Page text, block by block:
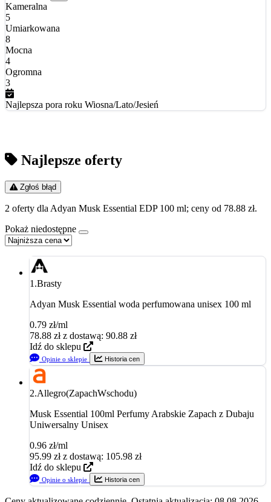
Kameralna
5
Umiarkowana
8
Mocna
4
Ogromna
3
Najlepsza pora roku Wiosna/Lato/Jesień
Najlepsze oferty
Zgłoś błąd
2 oferty dla Adyan Musk Essential EDP 100 ml; ceny od 78.88 zł.
Pokaż niedostępne
1.Brasty
Adyan Musk Essential woda perfumowana unisex 100 ml
0.79 zł/ml
78.88 zł z dostawą: 90.88 zł
Idź do sklepu
Opinie o sklepie Historia cen
2.Allegro(ZapachWschodu)
Musk Essential 100ml Perfumy Arabskie Zapach z Dubaju
Uniwersalny Unisex
0.96 zł/ml
95.99 zł z dostawą: 105.98 zł
Idź do sklepu
Opinie o sklepie Historia cen